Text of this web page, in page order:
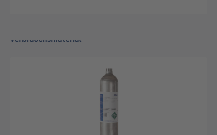
Verbrauchsmaterial